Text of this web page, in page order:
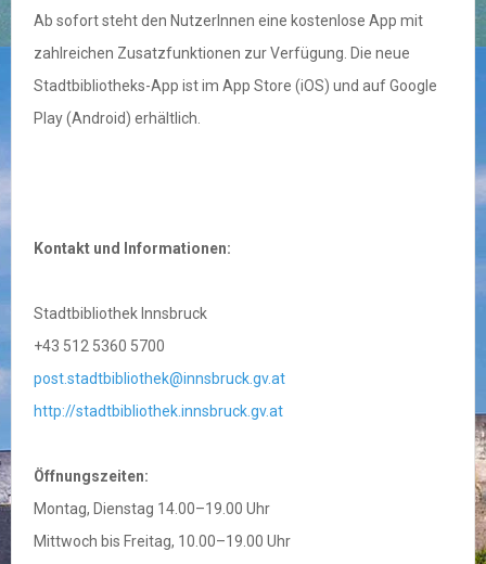
Ab sofort steht den NutzerInnen eine kostenlose App mit
zahlreichen Zusatzfunktionen zur Verfügung. Die neue
Stadtbibliotheks-App ist im App Store (iOS) und auf Google
Play (Android) erhältlich.
Kontakt und Informationen:
Stadtbibliothek Innsbruck
+43 512 5360 5700
post.stadtbibliothek@innsbruck.gv.at
http://stadtbibliothek.innsbruck.gv.at
Öffnungszeiten:
Montag, Dienstag 14.00–19.00 Uhr
Mittwoch bis Freitag, 10.00–19.00 Uhr